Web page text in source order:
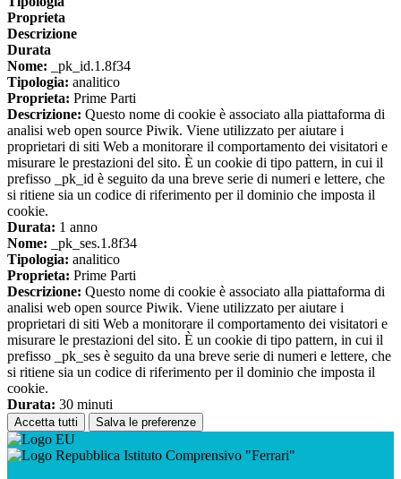
Proprieta
Descrizione
Durata
Nome: _pk_id.1.8f34
Tipologia: analitico
Proprieta: Prime Parti
Descrizione: Questo nome di cookie è associato alla piattaforma di
analisi web open source Piwik. Viene utilizzato per aiutare i
proprietari di siti Web a monitorare il comportamento dei visitatori e
misurare le prestazioni del sito. È un cookie di tipo pattern, in cui il
prefisso _pk_id è seguito da una breve serie di numeri e lettere, che
si ritiene sia un codice di riferimento per il dominio che imposta il
cookie.
Durata: 1 anno
Nome: _pk_ses.1.8f34
Tipologia: analitico
Proprieta: Prime Parti
Descrizione: Questo nome di cookie è associato alla piattaforma di
analisi web open source Piwik. Viene utilizzato per aiutare i
proprietari di siti Web a monitorare il comportamento dei visitatori e
misurare le prestazioni del sito. È un cookie di tipo pattern, in cui il
prefisso _pk_ses è seguito da una breve serie di numeri e lettere, che
si ritiene sia un codice di riferimento per il dominio che imposta il
cookie.
Durata: 30 minuti
Accetta tutti Salva le preferenze
Istituto Comprensivo "Ferrari"